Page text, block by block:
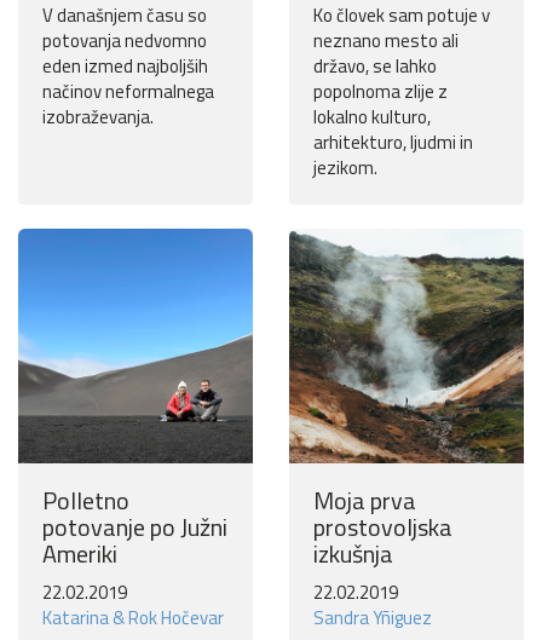
V današnjem času so
potovanja nedvomno
eden izmed najboljših
načinov neformalnega
izobraževanja.
Ko človek sam potuje v
neznano mesto ali
državo, se lahko
popolnoma zlije z
lokalno kulturo,
arhitekturo, ljudmi in
jezikom.
Polletno
potovanje po Južni
Ameriki
22.02.2019
Katarina & Rok Hočevar
Moja prva
prostovoljska
izkušnja
22.02.2019
Sandra Yñiguez